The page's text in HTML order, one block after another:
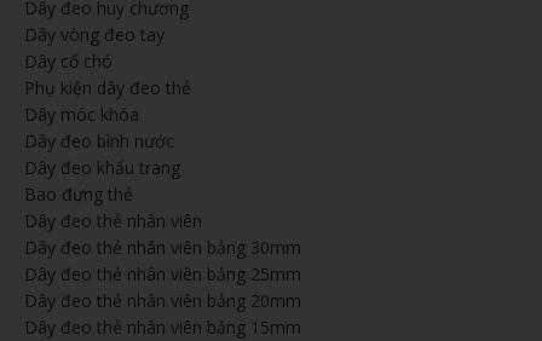
Dây đeo huy chương
Dây vòng đeo tay
Dây cổ chó
Phụ kiện dây đeo thẻ
Dây móc khóa
Dây đeo bình nước
Dây đeo khẩu trang
Bao đựng thẻ
Dây đeo thẻ nhân viên
Dây đeo thẻ nhân viên bảng 30mm
Dây đeo thẻ nhân viên bảng 25mm
Dây đeo thẻ nhân viên bảng 20mm
Dây đeo thẻ nhân viên bảng 15mm